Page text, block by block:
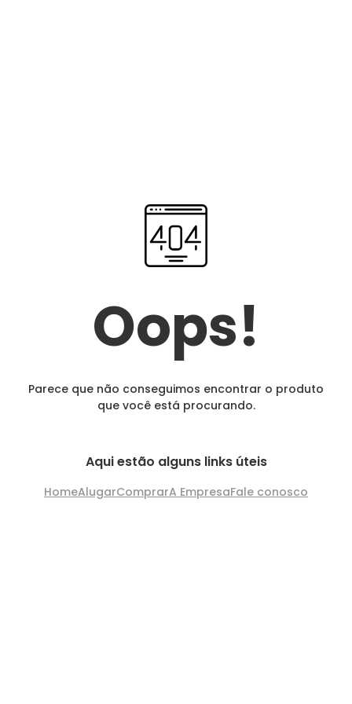
Oops!
Parece que não conseguimos encontrar o produto
que você está procurando.
Aqui estão alguns links úteis
HomeAlugarComprarA EmpresaFale conosco